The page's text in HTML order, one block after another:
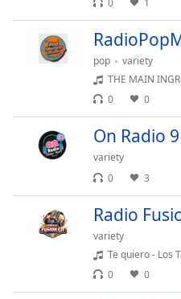
Subtitles
subtitles
settings
dialog
off,
selected
0
1
pop
variety
THE MAIN INGREDIENT -
0
0
On Radio
variety
0
3
Radio
variety
Te quiero - Los
0
0